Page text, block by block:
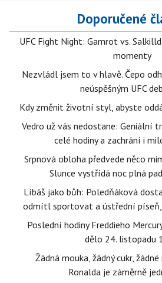
Doporučené
UFC Fight Night: Gamrot vs.
momenty
Nezvládl jsem to v hlavě. Čepo
neúspěšným UFC
Kdy změnit životní styl, abyste
Vedro už vás nedostane: Geniální
celé hodiny a zachrání i
Srpnová obloha předvede něco
Slunce vystřídá noc plná
Líbáš jako bůh: Poledňáková
odmítl sportovat a ústřední
Poslední hodiny Freddieho
dělo 24. listopadu
Žádná mouka, žádný cukr,
Ronalda je záměrně